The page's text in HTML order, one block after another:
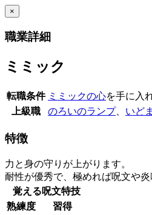
×
職業詳細
ミミック
転職条件 ミミックの心を手に入
上級職
のろいのランプ、 いど
特徴
力と身の守りが上がります。
耐性が優秀で、極めれば呪文や
覚える呪文特技
熟練度
習得